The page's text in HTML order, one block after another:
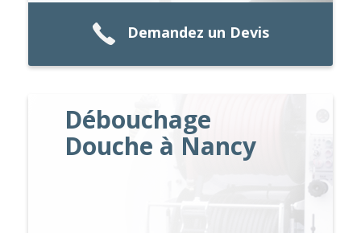
Demandez un Devis
Débouchage
Douche à Nancy